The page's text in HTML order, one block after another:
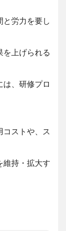
と労力を要し
を 上げられる
は、研修プロ
コストや、ス
維持・拡大す